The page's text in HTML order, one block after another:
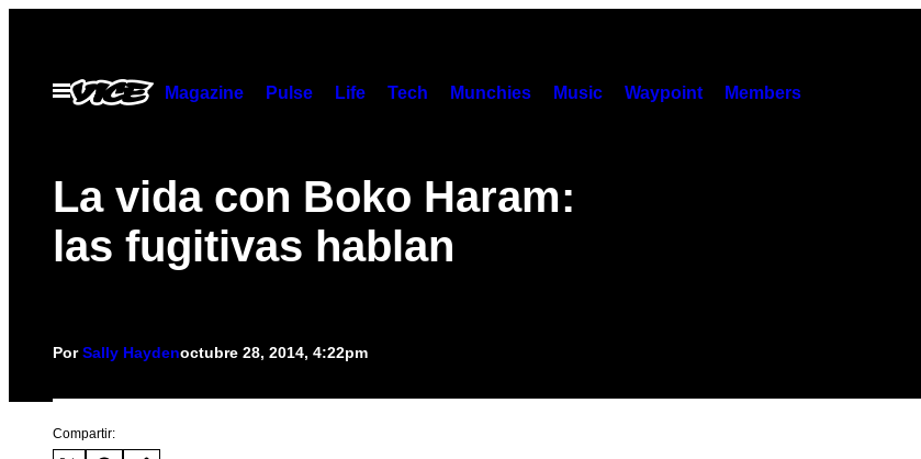
contenido
Abrir
Menú
Magazine Pulse Life Tech Munchies Music Waypoint Members
La vida con Boko Haram:
las fugitivas hablan
PorSally Haydenoctubre 28, 2014, 4:22pm
Compartir: